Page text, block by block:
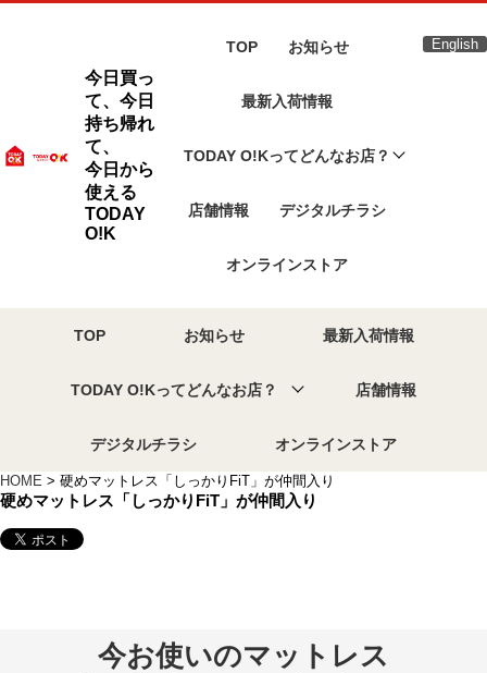
今日買っ
て、今日
持ち帰れ
て、
今日から
使える
TODAY
O!K
TOP お知らせ
最新入荷情報
TODAY O!Kってどんなお店？
店舗情報 デジタルチラシ
オンラインストア
English
TOP お知らせ 最新入荷情報
TODAY O!Kってどんなお店？ 店舗情報
デジタルチラシ オンラインストア
HOME > 硬めマットレス「しっかりFiT」が仲間入り
硬めマットレス「しっかりFiT」が仲間入り
今お使いのマットレス